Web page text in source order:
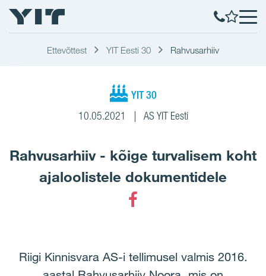
Ettevõttest YIT Eesti 30 Rahvusarhiiv
YIT 30
10.05.2021 AS YIT Eesti
Rahvusarhiiv - kõige turvalisem koht
ajaloolistele dokumentidele
Riigi Kinnisvara AS-i tellimusel valmis 2016.